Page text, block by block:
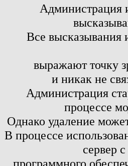
Администрация
Все
выражают точку
и никак не
Администрация
процессе
Однако удаление
В процессе
сервер
программного